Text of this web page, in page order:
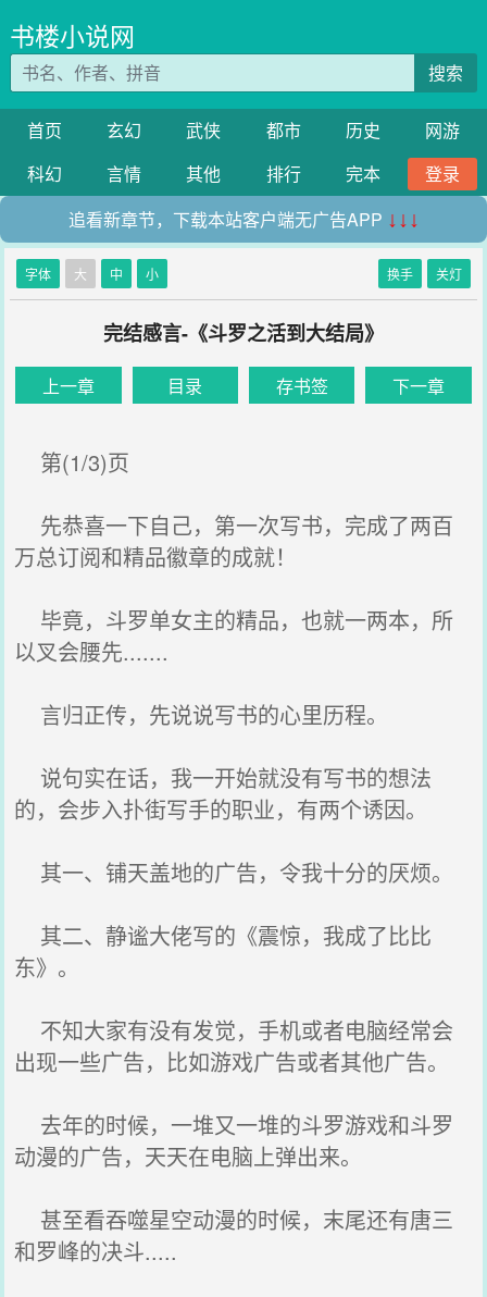
书楼小说网
搜索
首页 玄幻 武侠 都市 历史
网游
科幻
言情 其他 排行 完本
登录
追看新章节，下载本站客户端无广告APP ↓↓↓
字体 大 中 小 换手 关灯
完结感言-《斗罗之活到大结局》
上一章 目录 存书签 下一章
第(1/3)页
先恭喜一下自己，第一次写书，完成了两百
万总订阅和精品徽章的成就！
毕竟，斗罗单女主的精品，也就一两本，所
以叉会腰先.......
言归正传，先说说写书的心里历程。
说句实在话，我一开始就没有写书的想法
的，会步入扑街写手的职业，有两个诱因。
其一、铺天盖地的广告，令我十分的厌烦。
其二、静谧大佬写的《震惊，我成了比比
东》。
不知大家有没有发觉，手机或者电脑经常会
出现一些广告，比如游戏广告或者其他广告。
去年的时候，一堆又一堆的斗罗游戏和斗罗
动漫的广告，天天在电脑上弹出来。
甚至看吞噬星空动漫的时候，末尾还有唐三
和罗峰的决斗.....